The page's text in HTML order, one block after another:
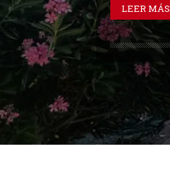
LEER MÁS